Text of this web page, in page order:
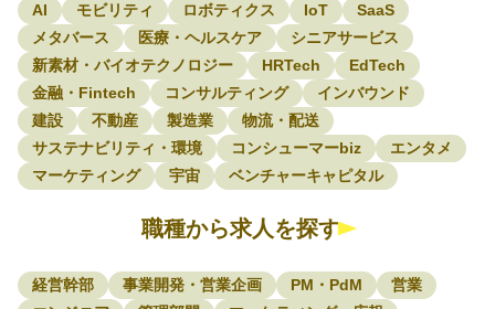
AI モビリティ ロボティクス IoT
SaaS
メタバース
医療・ヘルスケア
シニアサービス
新素材・バイオテクノロジー
HRTech
EdTech
金融・Fintech
コンサルティング
インバウンド
建設
不動産 製造業
物流・配送
サステナビリティ・環境
コンシューマーbiz
エンタメ
マーケティング
宇宙 ベンチャーキャピタル
職種から求人を探す
経営幹部 事業開発・営業企画 PM・PdM
営業